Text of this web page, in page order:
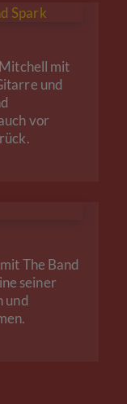
mit
und
vor
The Band
seiner
und